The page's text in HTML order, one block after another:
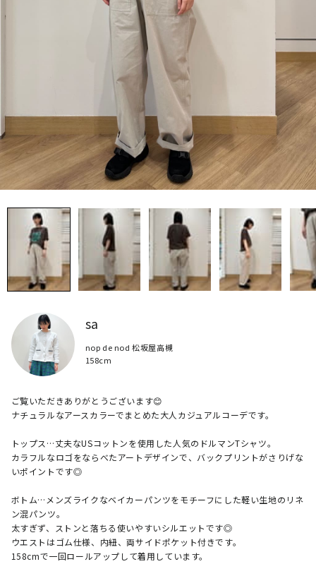
sa
nop de nod 松坂屋高槻
158cm
ご覧いただきありがとうございます😊
ナチュラルなアースカラーでまとめた大人カジュアルコーデです。
トップス…丈夫なUSコットンを使用した人気のドルマンTシャツ。
カラフルなロゴをならべたアートデザインで、バックプリントがさりげな
いポイントです◎
ボトム…メンズライクなベイカーパンツをモチーフにした軽い生地のリネ
ン混パンツ。
太すぎず、ストンと落ちる使いやすいシルエットです◎
ウエストはゴム仕様、内紐、両サイドポケット付きです。